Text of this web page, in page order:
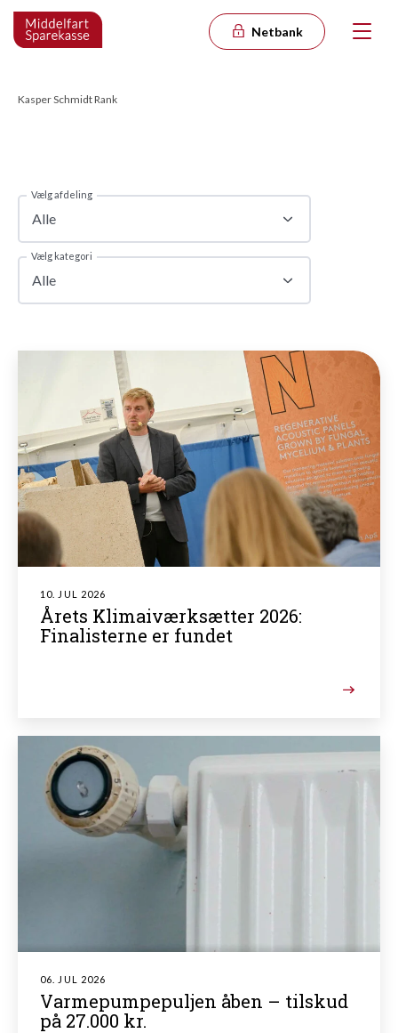
Netbank
Kasper Schmidt Rank
Vælg afdeling
Alle
Vælg kategori
Alle
10. JUL 2026
Årets Klimaiværksætter 2026:
Finalisterne er fundet
06. JUL 2026
Varmepumpepuljen åben – tilskud
på 27.000 kr.